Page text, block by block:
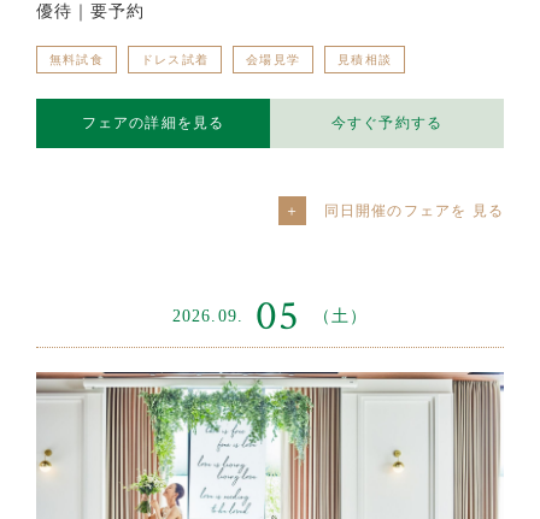
優待｜要予約
無料試食 ドレス試着 会場見学 見積相談
フェアの詳細を見る 今すぐ予約する
同日開催のフェアを
2026.09. 05 （土）